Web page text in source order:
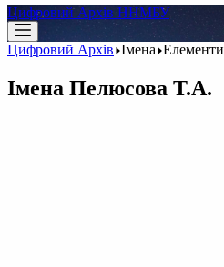
Цифровий Архів ННМБУ
Цифровий Архів Імена Елементи
Імена Пелюсова Т.А.